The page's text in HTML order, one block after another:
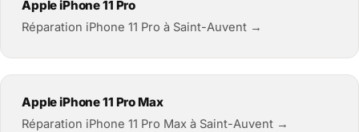
Apple iPhone 11 Pro
Réparation iPhone 11 Pro à Saint-Auvent →
Apple iPhone 11 Pro Max
Réparation iPhone 11 Pro Max à Saint-Auvent →